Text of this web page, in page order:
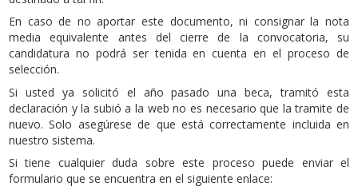
En caso de no aportar este documento, ni consignar la nota
media equivalente antes del cierre de la convocatoria, su
candidatura no podrá ser tenida en cuenta en el proceso de
selección.
Si usted ya solicitó el año pasado una beca, tramitó esta
declaración y la subió a la web no es necesario que la tramite de
nuevo. Solo asegúrese de que está correctamente incluida en
nuestro sistema.
Si tiene cualquier duda sobre este proceso puede enviar el
formulario que se encuentra en el siguiente enlace: